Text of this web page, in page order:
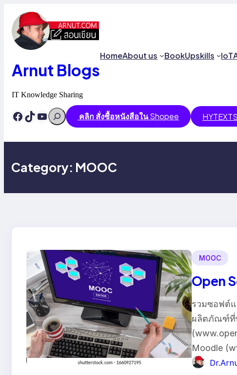
content
Arnut Blogs
IT Knowledge Sharing
HomeAbout us BookUpskills IoT
Facebook
TikTok
YouTube
Search คลิก สั่งซื้อหนังสือในShopee HYTEXTS
Category: MOOC
MOOC
Open
รวมซอฟต์แ
ผลิตภัณฑ์ที่
Moodle